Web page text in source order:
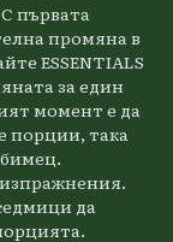
първата
промяна в
ESSENTIALS
за един
момент е да
порции, така
да